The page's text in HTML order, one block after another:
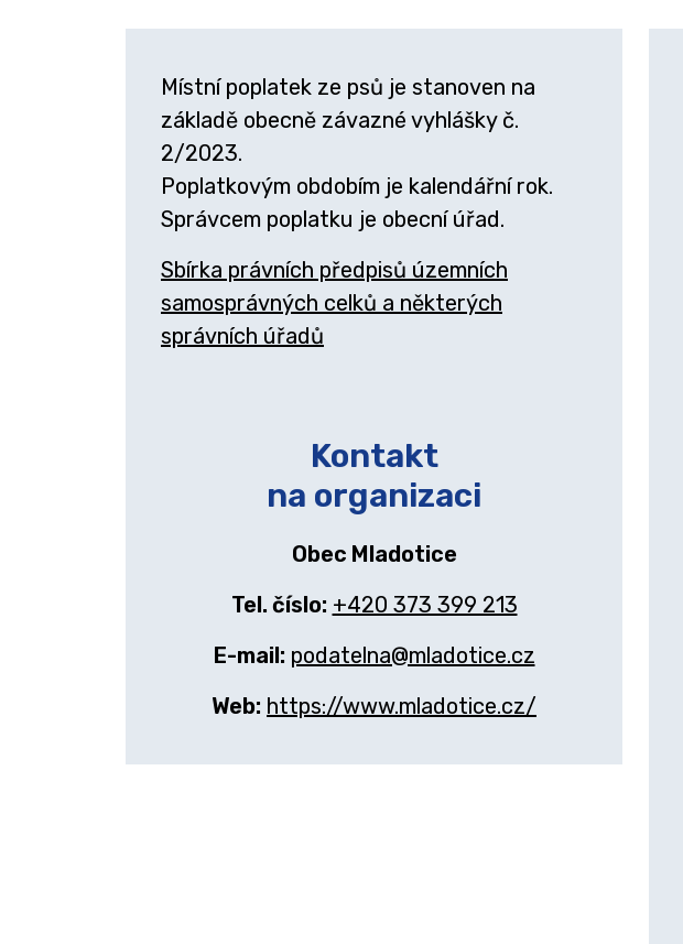
Místní poplatek ze psů je stanoven na
základě obecně závazné vyhlášky č.
2/2023.
Poplatkovým obdobím je kalendářní rok.
Správcem poplatku je obecní úřad.
Sbírka právních předpisů územních
samosprávných celků a některých
správních úřadů
Kontakt
na organizaci
Obec Mladotice
Tel. číslo: +420 373 399 213
E-mail: podatelna@mladotice.cz
Web: https://www.mladotice.cz/